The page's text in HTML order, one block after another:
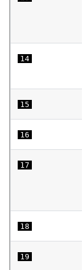
14
15
16
17
18
19